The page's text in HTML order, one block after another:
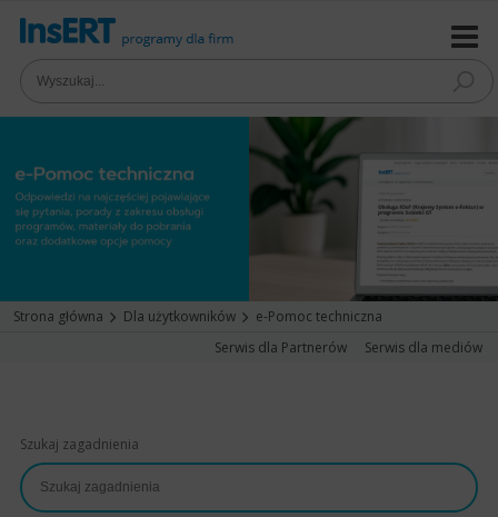
Strona główna Dla użytkowników
e-Pomoc techniczna
Serwis dla Partnerów
Serwis dla mediów
Szukaj zagadnienia